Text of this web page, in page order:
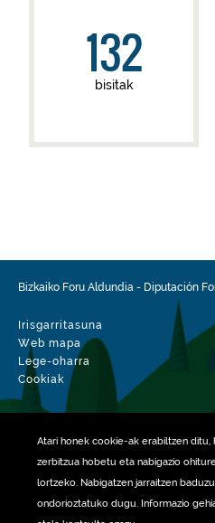
Atari honek cookie-ak erabiltzen ditu,
zerbitzua hobetu eta nabigazio
lortzeko. Nabigatzen jarraitzen
ondorioztatuko dugu. Informazio
132
bisitak
Bizkaiko Foru Aldundia - Diputación
Irisgarritasuna
Web mapa
Lege-oharra
Cookiak